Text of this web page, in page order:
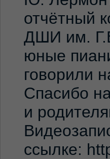
отчётный
ДШИ им.
юные
говорили
Спасибо
и
ссылке: